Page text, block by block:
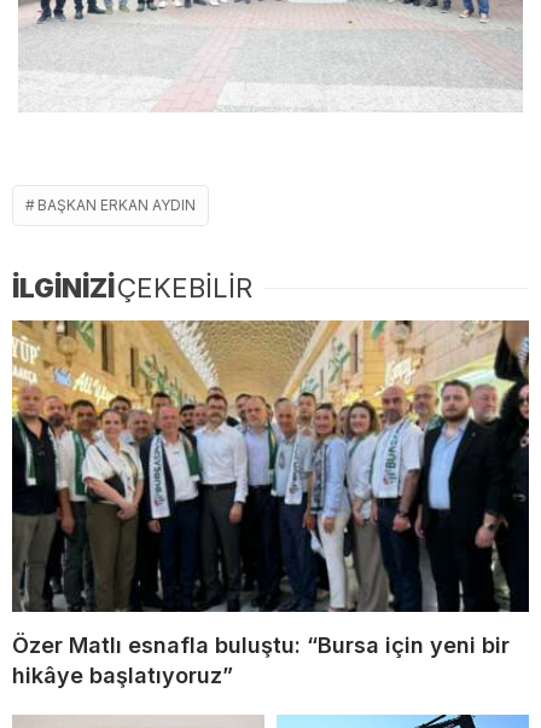
BAŞKAN ERKAN AYDIN
İLGİNİZİÇEKEBİLİR
Özer Matlı esnafla buluştu: “Bursa için yeni bir
hikâye başlatıyoruz”